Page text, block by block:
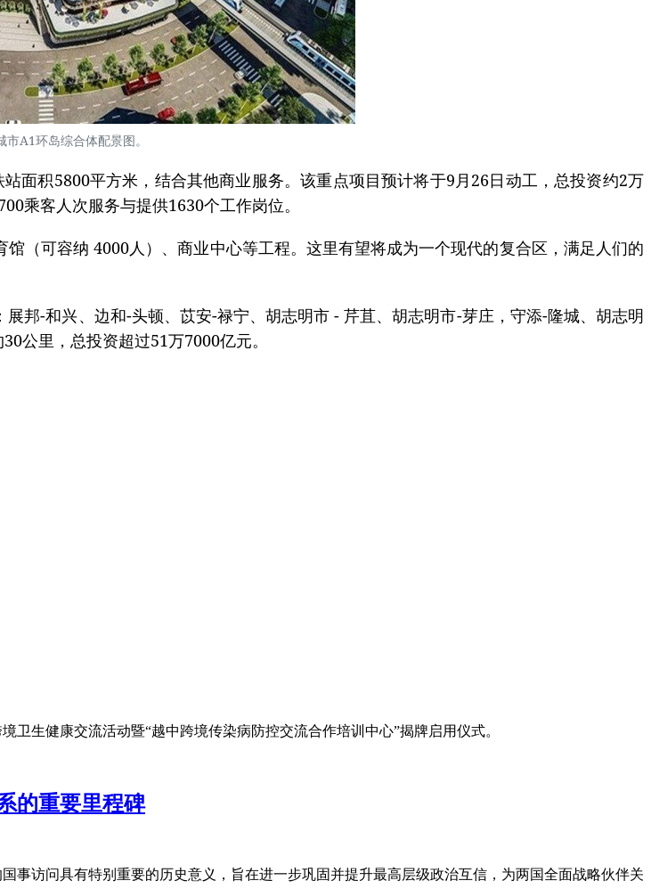
市A1环岛综合体配景图。
面积5800平方米，结合其他商业服务。该重点项目预计将于9月26日动工，总投资约2万
乘客人次服务与提供1630个工作岗位。
（可容纳 4000人）、商业中心等工程。这里有望将成为一个现代的复合区，满足人们的
邦-和兴、边和-头顿、苡安-禄宁、胡志明市 - 芹苴、胡志明市-芽庄，守添-隆城、胡志明
公里，总投资超过51万7000亿元。
生健康交流活动暨“越中跨境传染病防控交流合作培训中心”揭牌启用仪式。
的重要里程碑
事访问具有特别重要的历史意义，旨在进一步巩固并提升最高层级政治互信，为两国全面战略伙伴关